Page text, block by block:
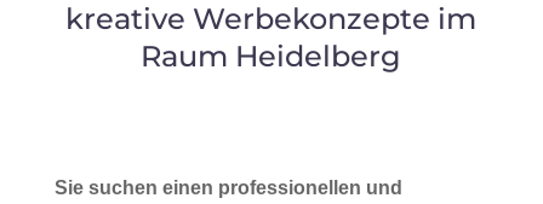
kreative Werbekonzepte im
Raum Heidelberg
Sie suchen einen professionellen und